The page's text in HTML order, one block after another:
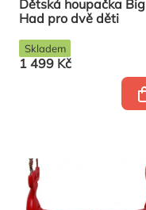
Dětská houpačka Big
Had pro dvě děti
1 499 Kč
Skladem